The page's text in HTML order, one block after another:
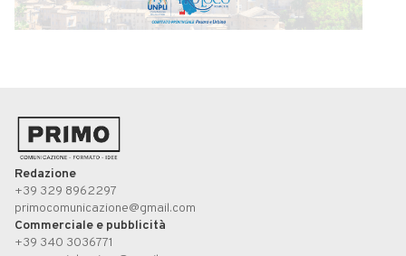
Redazione
+39 329 8962297
primocomunicazione@gmail.com
Commerciale e pubblicità
+39 340 3036771